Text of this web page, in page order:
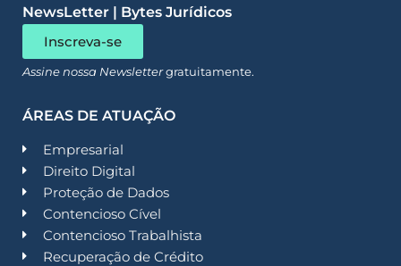
NewsLetter | Bytes Jurídicos
Inscreva-se
Assine nossa Newslettergratuitamente.
ÁREAS DE ATUAÇÃO
Empresarial
Direito Digital
Proteção de Dados
Contencioso Cível
Contencioso Trabalhista
Recuperação de Crédito